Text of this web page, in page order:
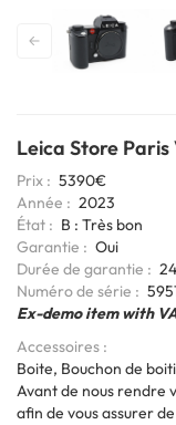
Leica Store
Prix
5390€
Année
2023
État
B : Très bon
Garantie
Oui
Durée de garantie
Codage
6bits
Numéro de série
Ex-demo item with
Accessoires
Boite, Bouchon de
Avant de nous rendre
afin de vous assurer